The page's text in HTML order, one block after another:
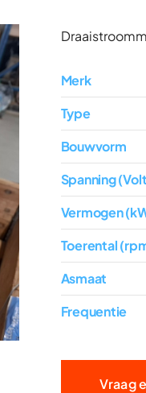
Merk
Type
Bouwvorm
Spanning
Vermogen
Toerental
Asmaat
Frequentie
Vraag